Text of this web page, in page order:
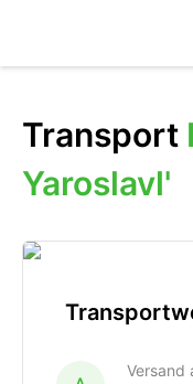
Transport
Yaroslavl'
Versand